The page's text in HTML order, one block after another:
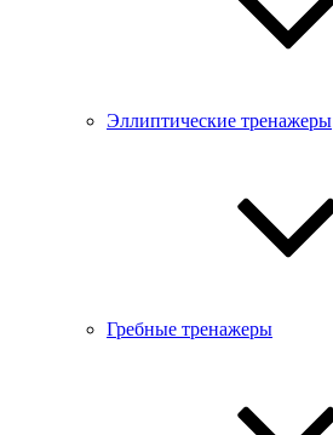
Эллиптические тренажеры
Гребные тренажеры